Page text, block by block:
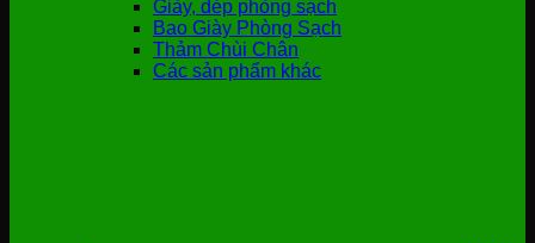
Giày, dép phòng sạch
Bao Giày Phòng Sạch
Thảm Chùi Chân
Các sản phẩm khác